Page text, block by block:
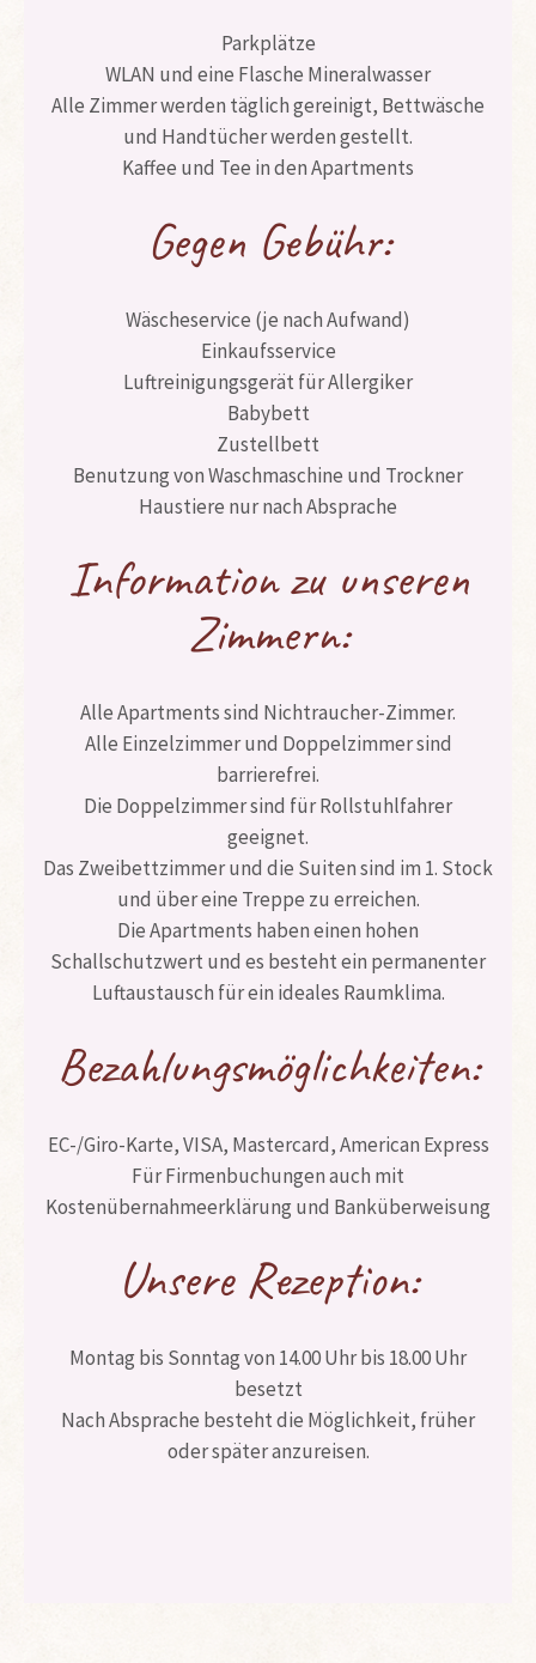
Parkplätze
WLAN und eine Flasche Mineralwasser
Alle Zimmer werden täglich gereinigt, Bettwäsche
und Handtücher werden gestellt.
Kaffee und Tee in den Apartments
Gegen Gebühr:
Wäscheservice (je nach Aufwand)
Einkaufsservice
Luftreinigungsgerät für Allergiker
Babybett
Zustellbett
Benutzung von Waschmaschine und Trockner
Haustiere nur nach Absprache
Information zu unseren
Zimmern:
Alle Apartments sind Nichtraucher-Zimmer.
Alle Einzelzimmer und Doppelzimmer sind
barrierefrei.
Die Doppelzimmer sind für Rollstuhlfahrer
geeignet.
Das Zweibettzimmer und die Suiten sind im 1. Stock
und über eine Treppe zu erreichen.
Die Apartments haben einen hohen
Schallschutzwert und es besteht ein permanenter
Luftaustausch für ein ideales Raumklima.
Bezahlungsmöglichkeiten:
EC-/Giro-Karte, VISA, Mastercard, American Express
Für Firmenbuchungen auch mit
Kostenübernahmeerklärung und Banküberweisung
Unsere Rezeption:
Montag bis Sonntag von 14.00 Uhr bis 18.00 Uhr
besetzt
Nach Absprache besteht die Möglichkeit, früher
oder später anzureisen.